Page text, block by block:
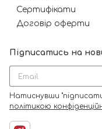
Сертифікати
Договір оферти
Підписатись на
Натиснувши
політикою